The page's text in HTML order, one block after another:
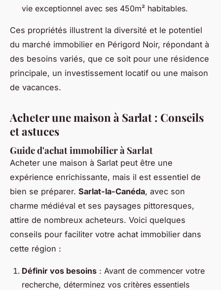
vie exceptionnel avec ses 450m² habitables.
Ces propriétés illustrent la diversité et le potentiel
du marché immobilier en Périgord Noir, répondant à
des besoins variés, que ce soit pour une résidence
principale, un investissement locatif ou une maison
de vacances.
Acheter une maison à Sarlat : Conseils
et astuces
Guide d'achat immobilier à Sarlat
Acheter une maison à Sarlat peut être une
expérience enrichissante, mais il est essentiel de
bien se préparer. Sarlat-la-Canéda, avec son
charme médiéval et ses paysages pittoresques,
attire de nombreux acheteurs. Voici quelques
conseils pour faciliter votre achat immobilier dans
cette région :
Définir vos besoins : Avant de commencer votre
recherche, déterminez vos critères essentiels